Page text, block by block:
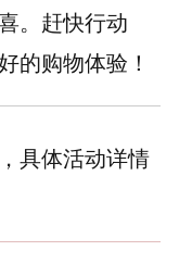
。赶快行动
的购物体验！
具体活动详情